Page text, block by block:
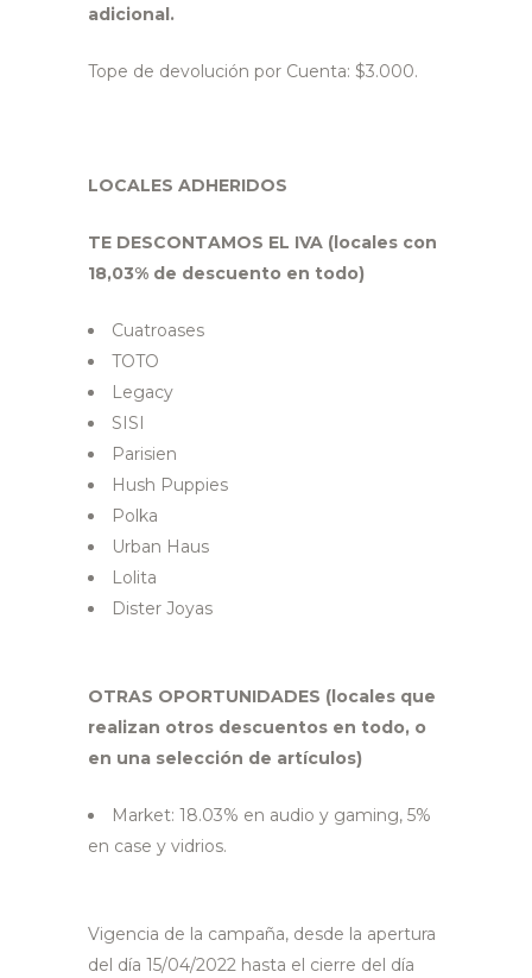
adicional.
Tope de devolución por Cuenta: $3.000.
LOCALES ADHERIDOS
TE DESCONTAMOS EL IVA (locales con
18,03% de descuento en todo)
Cuatroases
TOTO
Legacy
SISI
Parisien
Hush Puppies
Polka
Urban Haus
Lolita
Dister Joyas
OTRAS OPORTUNIDADES (locales que
realizan otros descuentos en todo, o
en una selección de artículos)
Market: 18.03% en audio y gaming, 5%
en case y vidrios.
Vigencia de la campaña, desde la apertura
del día 15/04/2022 hasta el cierre del día